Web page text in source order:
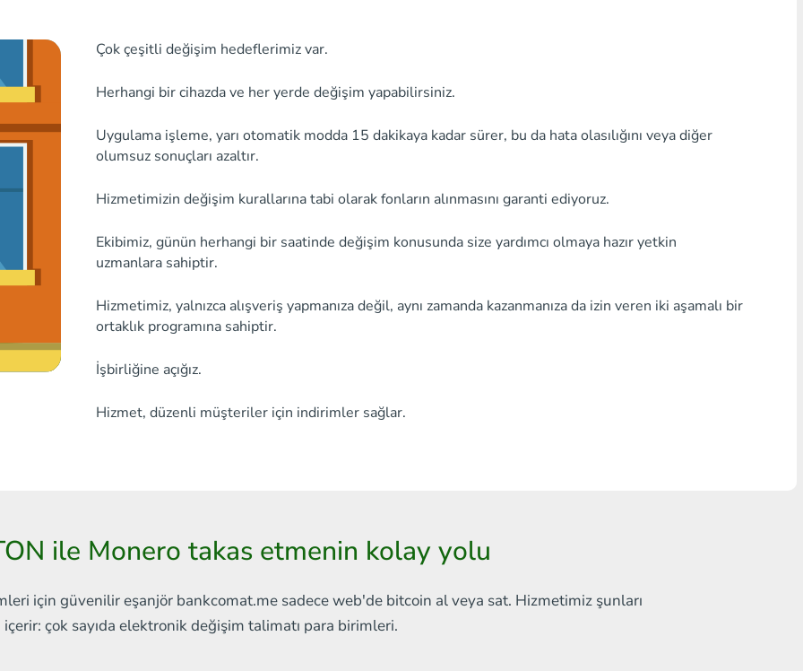
Herhangi bir banka KGS
Herhangi bir banka PLN
Ripple
Çok çeşitli değişim hedeflerimiz var.
Herhangi bir cihazda ve her yerde değişim yapabilirsiniz.
Uygulama işleme, yarı otomatik modda 15 dakikaya kadar sürer, bu da hata olasılığını veya diğer
olumsuz sonuçları azaltır.
Hizmetimizin değişim kurallarına tabi olarak fonların alınmasını garanti ediyoruz.
Ekibimiz, günün herhangi bir saatinde değişim konusunda size yardımcı olmaya hazır yetkin
uzmanlara sahiptir.
Hizmetimiz, yalnızca alışveriş yapmanıza değil, aynı zamanda kazanmanıza da izin veren iki aşamalı bir
ortaklık programına sahiptir.
İşbirliğine açığız.
Hizmet, düzenli müşteriler için indirimler sağlar.
ile Monero takas etmenin kolay yolu
için güvenilir eşanjör bankcomat.me sadece web'de bitcoin al veya sat. Hizmetimiz şunları
içerir: çok sayıda elektronik değişim talimatı para birimleri.